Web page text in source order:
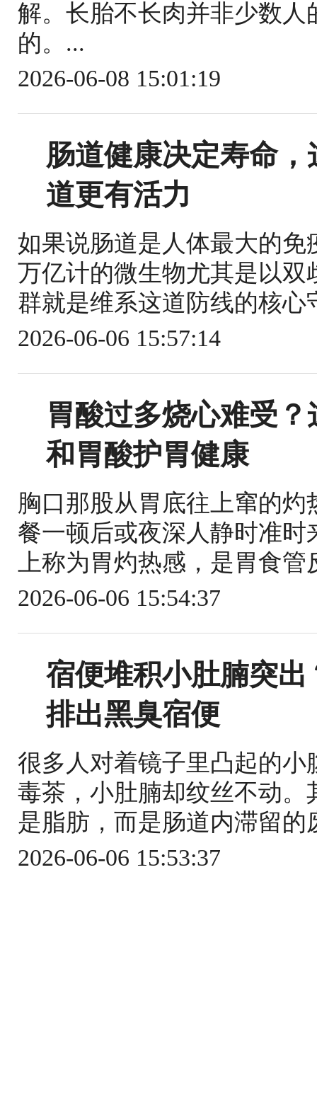
解。长胎不长肉并非少数
的。...
2026-06-08 15:01:19
肠道健康决定寿命
道更有活力
如果说肠道是人体最大的
万亿计的微生物尤其是以
群就是维系这道防线的核
2026-06-06 15:57:14
胃酸过多烧心难受
和胃酸护胃健康
胸口那股从胃底往上窜的
餐一顿后或夜深人静时准
上称为胃灼热感，是胃食
2026-06-06 15:54:37
宿便堆积小肚腩突
排出黑臭宿便
很多人对着镜子里凸起的
毒茶，小肚腩却纹丝不动
是脂肪，而是肠道内滞留
2026-06-06 15:53:37